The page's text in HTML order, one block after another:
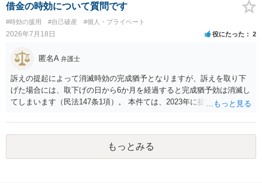
借金の時効について質問です
#時効の援用 #自己破産 #個人・プライベート
2026年7月18日 役にたった 2
匿名A 弁護士
訴えの提起によって消滅時効の完成猶予となりますが、訴えを取り下
げた場合には、取下げの日から6か月を経過すると完成猶予効は消滅し
てしまいます（民法147条1項）。 本件ては、2023年に提訴された債権
権者については取下げ日から6か月以内に再提訴しなければやはり時効
は更新しないことになります。ただし、消滅時効の起算点は、不払い
日ではなく期限の利益喪失日（通常は所定の分割の支払期日から1～2
か月程度経過しても支払いがなければ一括返済可能という契約になっ
もっとみる